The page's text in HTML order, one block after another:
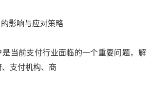
影响与应对策略
是当前支付行业面临的一个重要问题，解
支付机构、商